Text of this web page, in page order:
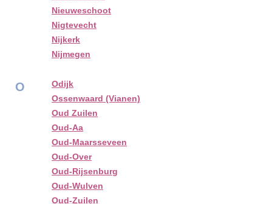
Nieuweschoot
Nigtevecht
Nijkerk
Nijmegen
O
Odijk
Ossenwaard (Vianen)
Oud Zuilen
Oud-Aa
Oud-Maarsseveen
Oud-Over
Oud-Rijsenburg
Oud-Wulven
Oud-Zuilen